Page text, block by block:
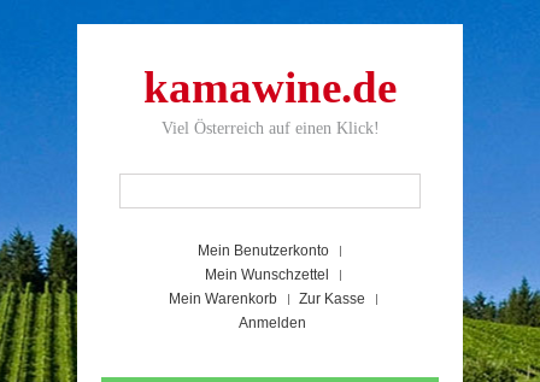
kamawine.de
Viel Österreich auf einen Klick!
Mein Benutzerkonto
Mein Wunschzettel
Mein Warenkorb
Zur Kasse
Anmelden